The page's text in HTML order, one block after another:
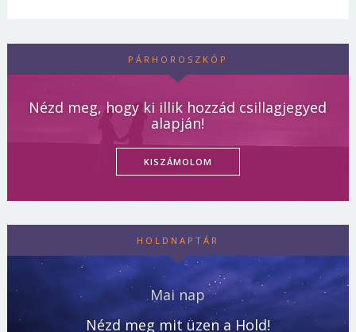
PÁRHOROSZKÓP
Nézd meg, hogy ki illik hozzád csillagjegyed
alapján!
KISZÁMOLOM
HOLDNAPTÁR
Mai nap
Nézd meg mit üzen a Hold!